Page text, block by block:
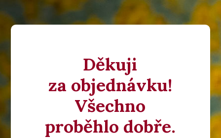
Děkuji
za objednávku!
Všechno
proběhlo dobře.